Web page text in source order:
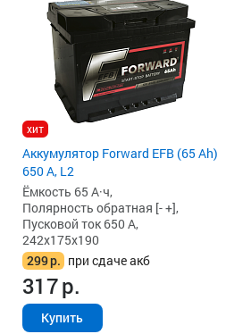
хит
Аккумулятор Forward EFB (65 Ah)
650 А, L2
Ёмкость 65 А·ч,
Полярность обратная [- +],
Пусковой ток 650 А,
242x175x190
299р. при сдаче акб
317р.
Купить